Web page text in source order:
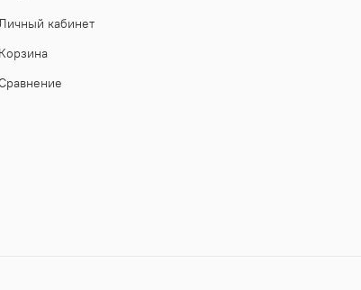
кабинет
Корзина
Сравнение